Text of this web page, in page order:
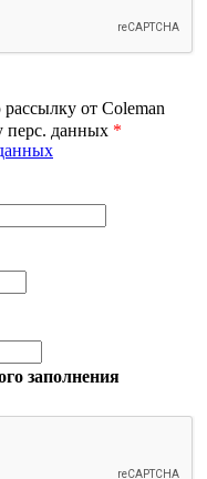
от Coleman
перс. данных *
заполнения